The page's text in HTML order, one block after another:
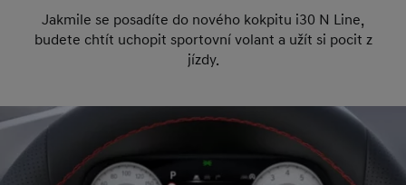
Jakmile se posadíte do nového kokpitu i30 N Line,
budete chtít uchopit sportovní volant a užít si pocit z
jízdy.